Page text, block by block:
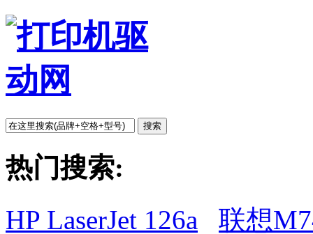
搜索
热门搜索:
HP LaserJet 126a
联想